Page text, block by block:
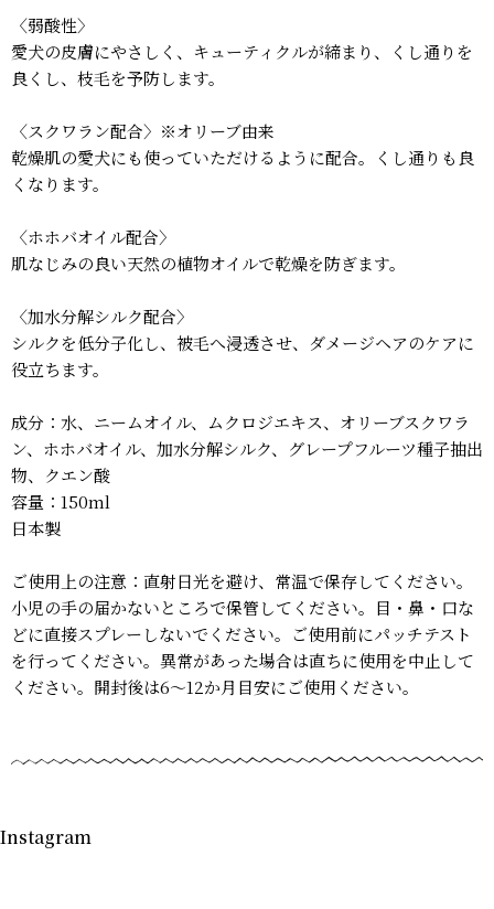
〈弱酸性〉
愛犬の皮膚にやさしく、キューティクルが締まり、くし通りを
良くし、枝毛を予防します。
〈スクワラン配合〉※オリーブ由来
乾燥肌の愛犬にも使っていただけるように配合。くし通りも良
くなります。
〈ホホバオイル配合〉
肌なじみの良い天然の植物オイルで乾燥を防ぎます。
〈加水分解シルク配合〉
シルクを低分子化し、被毛へ浸透させ、ダメージヘアのケアに
役立ちます。
成分：水、ニームオイル、ムクロジエキス、オリーブスクワラ
ン、ホホバオイル、加水分解シルク、グレープフルーツ種子抽出
物、クエン酸
容量：150ml
日本製
ご使用上の注意：直射日光を避け、常温で保存してください。
小児の手の届かないところで保管してください。目・鼻・口な
どに直接スプレーしないでください。ご使用前にパッチテスト
を行ってください。異常があった場合は直ちに使用を中止して
ください。開封後は6～12か月目安にご使用ください。
Instagram